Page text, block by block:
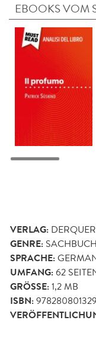
EBOOKS VOM
VERLAG:
GENRE: SACHBUCH
SPRACHE:
UMFANG:62
GRÖSSE: 1,2 MB
ISBN: